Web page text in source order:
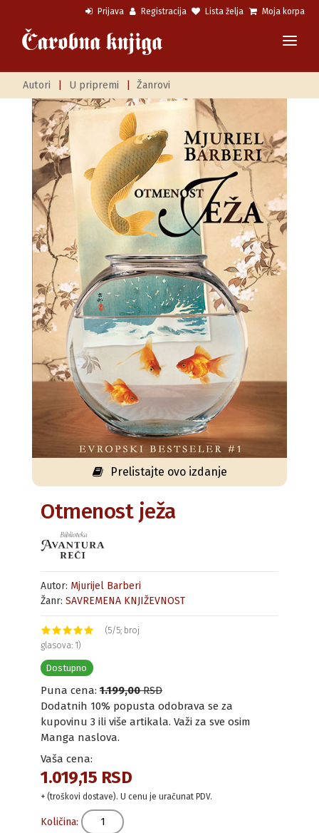
Prijava Registracija Lista želja Moja korpa
Autori U pripremi Žanrovi
Prelistajte ovo izdanje
Otmenost ježa
Autor: Mjurijel Barberi
Žanr: SAVREMENA KNJIŽEVNOST
(5/5; broj
glasova: 1)
Dostupno
Puna cena: 1.199,00RSD
Dodatnih 10% popusta odobrava se za
kupovinu 3 ili više artikala. Važi za sve osim
Manga naslova.
Vaša cena:
1.019,15 RSD
+ (troškovi dostave). U cenu je uračunat PDV.
Količina: